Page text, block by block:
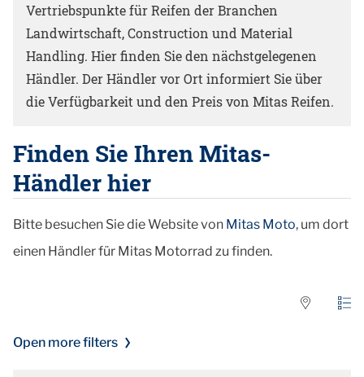
Vertriebspunkte für Reifen der Branchen
Landwirtschaft, Construction und Material
Handling. Hier finden Sie den nächstgelegenen
Händler. Der Händler vor Ort informiert Sie über
die Verfügbarkeit und den Preis von Mitas Reifen.
Finden Sie Ihren Mitas-
Händler hier
Bitte besuchen Sie die Website von Mitas Moto, um dort
einen Händler für Mitas Motorrad zu finden.
Open more filters